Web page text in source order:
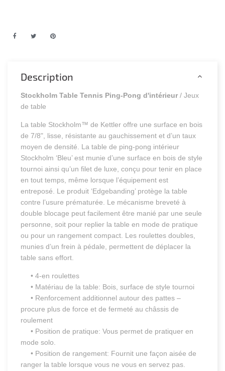
Description
Stockholm Table Tennis Ping-Pong d'intérieur / Jeux
de table
La table Stockholm™ de Kettler offre une surface en bois
de 7/8", lisse, résistante au gauchissement et d’un taux
moyen de densité. La table de ping-pong intérieur
Stockholm ‘Bleu’ est munie d’une surface en bois de style
tournoi ainsi qu’un filet de luxe, conçu pour tenir en place
en tout temps, même lorsque l’équipement est
entreposé. Le produit ‘Edgebanding’ protège la table
contre l’usure prématurée. Le mécanisme breveté à
double blocage peut facilement être manié par une seule
personne, soit pour replier la table en mode de pratique
ou pour un rangement compact. Les roulettes doubles,
munies d’un frein à pédale, permettent de déplacer la
table sans effort.
• 4-en roulettes
• Matériau de la table: Bois, surface de style tournoi
• Renforcement additionnel autour des pattes –
procure plus de force et de fermeté au châssis de
roulement
• Position de pratique: Vous permet de pratiquer en
mode solo.
• Position de rangement: Fournit une façon aisée de
ranger la table lorsque vous ne vous en servez pas.